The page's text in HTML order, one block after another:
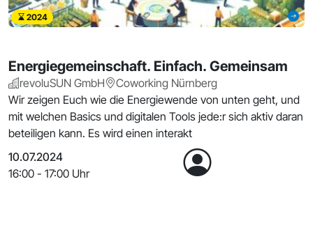
2024
Energiegemeinschaft. Einfach. Gemeinsam
revoluSUN GmbH
Coworking Nürnberg
Wir zeigen Euch wie die Energiewende von unten geht, und
mit welchen Basics und digitalen Tools jede:r sich aktiv daran
beteiligen kann. Es wird einen interakt
10.07.2024
16:00 - 17:00 Uhr